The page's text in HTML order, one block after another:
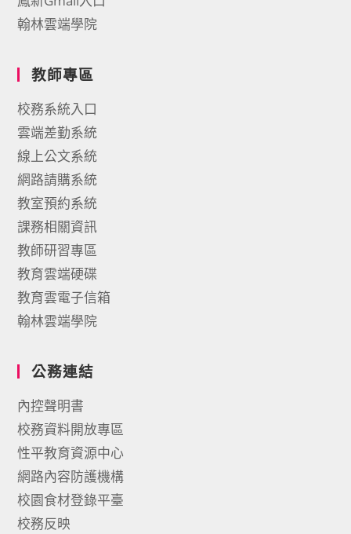
翰林雲端學院
教師專區
校務系統入口
雲端差勤系統
線上公文系統
網路請購系統
教室預約系統
課務相關資訊
教師研習專區
教育雲端硬碟
教育雲電子信箱
翰林雲端學院
公務連結
內控聲明書
校務資料開放專區
性平教育資源中心
網路內容防護機構
校園食材登錄平臺
校務反映